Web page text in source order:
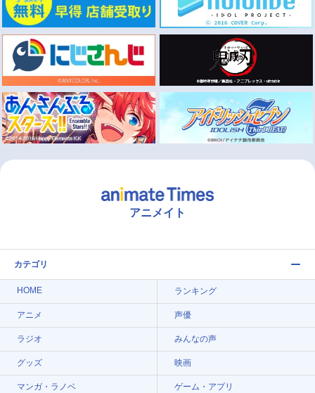
アニメイト
カテゴリ
HOME ランキング
アニメ 声優
ラジオ みんなの声
グッズ 映画
マンガ・ラノベ ゲーム・アプリ